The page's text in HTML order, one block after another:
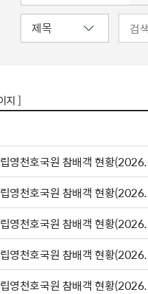
지 ]
영천호국원 참배객 현황
영천호국원 참배객 현황
영천호국원 참배객 현황
영천호국원 참배객 현황
영천호국원 참배객 현황